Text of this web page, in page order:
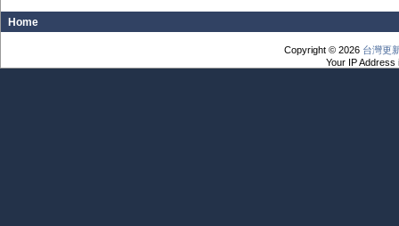
Home
Copyright © 2026 台灣更
Your IP Address